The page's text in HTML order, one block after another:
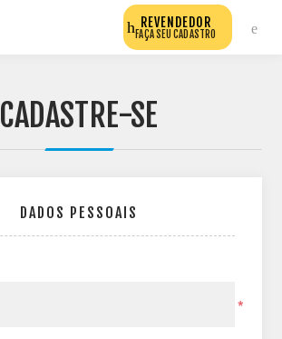
REVENDEDOR
FAÇA SEU CADASTRO
CADASTRE-SE
DADOS PESSOAIS
*